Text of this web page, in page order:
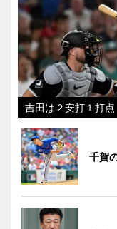
吉田は２安打１打
千賀